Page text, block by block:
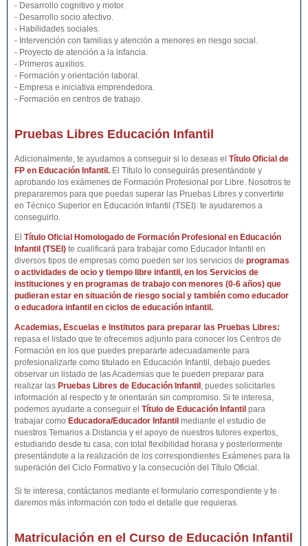
- Desarrollo cognitivo y motor.
- Desarrollo socio afectivo.
- Habilidades sociales.
- Intervención con familias y atención a menores en riesgo social.
- Proyecto de atención a la infancia.
- Primeros auxilios.
- Formación y orientación laboral.
- Empresa e iniciativa emprendedora.
- Formación en centros de trabajo.
Pruebas Libres Educación Infantil
Adicionalmente, te ayudamos a conseguir si lo deseas el Título Oficial de
FP en Educación Infantil. El Título lo conseguirás presentándote y
aprobando los exámenes de Formación Profesional por Libre. Nosotros te
prepararemos para que puedas superar las Pruebas Libres y convertirte
en Técnico Superior en Educación Infantil (TSEI): te ayudaremos a
conseguirlo.
El Título Oficial Homologado de Formación Profesional en Educación
Infantil (TSEI) te cualificará para trabajar como Educador Infantil en
diversos tipos de empresas como pueden ser los servicios de programas
o actividades de ocio y tiempo libre infantil , en los Servicios de
instituciones y en programas de trabajo con menores (0-6 años) que
pudieran estar en situación de riesgo social y también como educador
o educadora infantil en ciclos de educación infantil .
Academias, Escuelas e Institutos para preparar las Pruebas Libres:
repasa el listado que te ofrecemos adjunto para conocer los Centros de
Formación en los que puedes prepararte adecuadamente para
profesionalizarte como titulado en Educación Infantil, debajo puedes
observar un listado de las Academias que te pueden preparar para
realizar las Pruebas Libres de Educación Infantil , puedes solicitarles
información al respecto y te orientarán sin compromiso. Si te interesa,
podemos ayudarte a conseguir el Título de Educación Infantil para
trabajar como Educadora/Educador Infantil mediante el estudio de
nuestros Temarios a Distancia y el apoyo de nuestros tutores expertos,
estudiando desde tu casa, con total flexibilidad horaria y posteriormente
presentándote a la realización de los correspondientes Exámenes para la
superación del Ciclo Formativo y la consecución del Título Oficial.
Si te interesa, contáctanos mediante el formulario correspondiente y te
daremos más información con todo el detalle que requieras.
Matriculación en el Curso de Educación Infantil